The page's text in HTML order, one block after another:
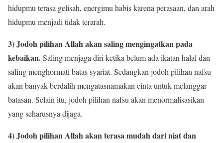
hidupmu terasa gelisah, energimu habis karena perasaan, dan arah
hidupmu menjadi tidak terarah.
3) Jodoh pilihan Allah akan saling mengingatkan pada
kebaikan.Saling menjaga diri ketika belum ada ikatan halal dan
saling menghormati batas syariat. Sedangkan jodoh pilihan nafsu
akan banyak berdalih mengatasnamakan cinta untuk melanggar
batasan. Selain itu, jodoh pilihan nafsu akan menormalisasikan
yang seharusnya dijaga.
4) Jodoh pilihan Allah akan terasa mudah dari niat dan